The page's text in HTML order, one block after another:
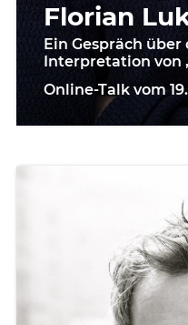
Florian
Ein Gespräch
Interpretation von
Online-Talk vom